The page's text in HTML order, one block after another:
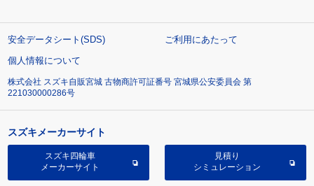
安全データシート(SDS)
ご利用にあたって
個人情報について
株式会社 スズキ自販宮城 古物商許可証番号 宮城県公安委員会 第
221030000286号
スズキメーカーサイト
スズキ四輪車
メーカーサイト
見積り
シミュレーション